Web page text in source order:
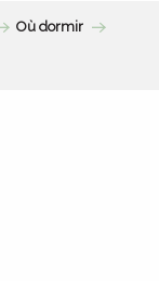
Où dormir